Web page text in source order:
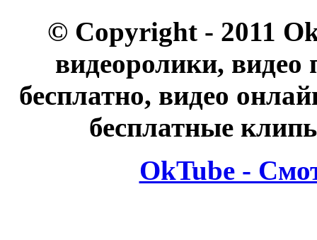
© Copyright - 2011
видеоролики, видео
бесплатно, видео
бесплатные
OkTube -